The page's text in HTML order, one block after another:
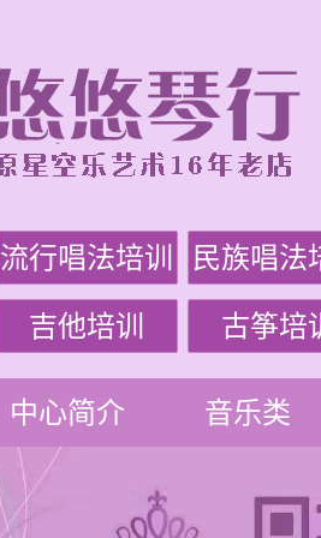
流行唱法培训 民族唱法
吉他培训 古筝培
中心简介 音乐类